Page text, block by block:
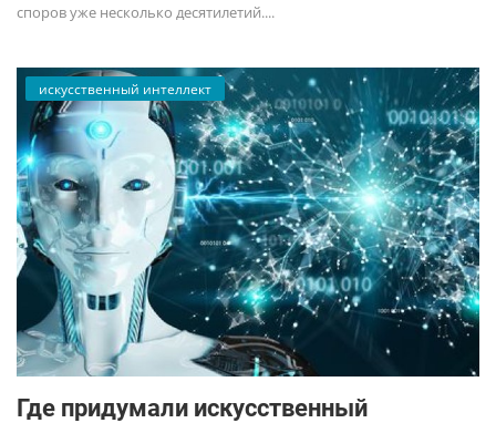
споров уже несколько десятилетий....
искусственный интеллект
Где придумали искусственный